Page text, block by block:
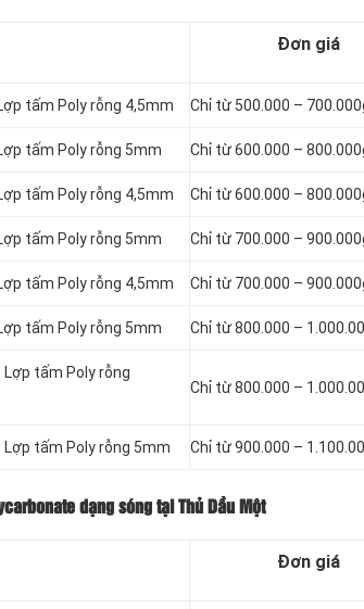
Đơn giá
tấm Poly rỗng 4,5mm Chỉ từ 500.000 –
tấm Poly rỗng 5mm Chỉ từ 600.000 –
tấm Poly rỗng 4,5mm Chỉ từ 600.000 –
tấm Poly rỗng 5mm Chỉ từ 700.000 –
tấm Poly rỗng 4,5mm Chỉ từ 700.000 –
tấm Poly rỗng 5mm Chỉ từ 800.000 –
tấm Poly rỗng
Chỉ từ 800.000 –
tấm Poly rỗng 5mm Chỉ từ 900.000 –
dạng sóng tại Thủ Dầu Một
Đơn giá